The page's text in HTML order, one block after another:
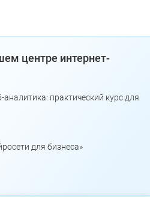
центре интернет-
аналитика: практический курс для
для бизнеса»